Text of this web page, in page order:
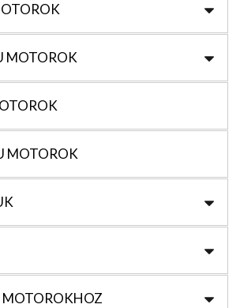
MOTOROK
MOTOROK
MOTOROKHOZ